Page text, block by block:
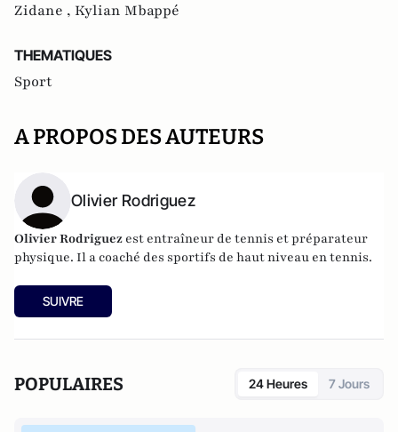
Zidane , Kylian Mbappé
THEMATIQUES
Sport
A PROPOS DES AUTEURS
Olivier Rodriguez
Olivier Rodriguez est entraîneur de tennis et préparateur
physique. Il a coaché des sportifs de haut niveau en tennis.
SUIVRE
POPULAIRES 24 Heures 7 Jours